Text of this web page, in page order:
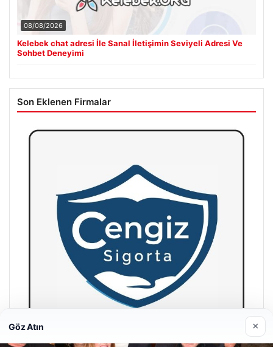
08/08/2026
Kelebek chat adresi İle Sanal İletişimin Seviyeli Adresi Ve
Sohbet Deneyimi
Son Eklenen Firmalar
Göz Atın ×